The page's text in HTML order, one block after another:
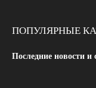
ПОПУЛЯРНЫЕ
Последние новости и